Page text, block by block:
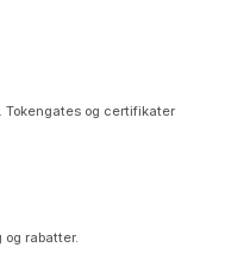
Tokengates og certifikater
rabatter.